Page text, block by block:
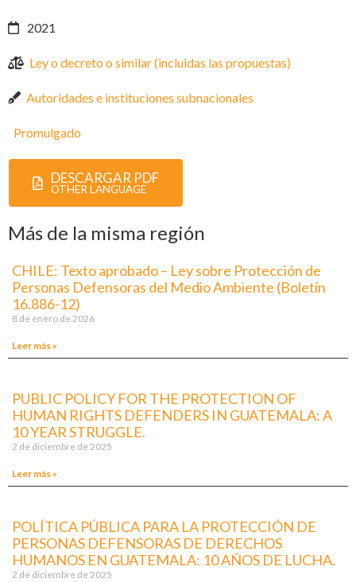
2021
Ley o decreto o similar (incluidas las propuestas)
Autoridades e instituciones subnacionales
Promulgado
DESCARGAR PDF
OTHER LANGUAGE
Más de la misma región
CHILE: Texto aprobado – Ley sobre Protección de
Personas Defensoras del Medio Ambiente (Boletín
16.886-12)
8 de enero de 2026
Leer más »
PUBLIC POLICY FOR THE PROTECTION OF
HUMAN RIGHTS DEFENDERS IN GUATEMALA: A
10 YEAR STRUGGLE.
2 de diciembre de 2025
Leer más »
POLÍTICA PÚBLICA PARA LA PROTECCIÓN DE
PERSONAS DEFENSORAS DE DERECHOS
HUMANOS EN GUATEMALA: 10 AÑOS DE LUCHA.
2 de diciembre de 2025